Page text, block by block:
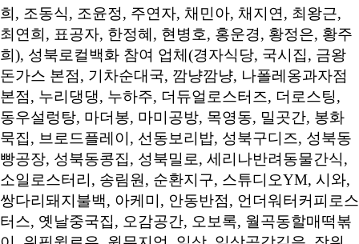
희, 조동식, 조윤정, 주연자, 채민아, 채지연, 최왕근,
최연희, 표공자, 한정혜, 현병호, 홍운경, 황정은, 황주
희), 성북로컬백화 참여 업체(경자식당, 국시집, 금왕
돈가스 본점, 기차순대국, 깜냥깜냥, 나폴레옹과자점
본점, 누리댕댕, 누하주, 더듀얼로스터즈, 더로스팅,
동우설렁탕, 마더봉, 마미공방, 목영동, 밀곳간, 봉화
묵집, 브로드플레이, 선동보리밥, 성북구디즈, 성북동
빵공장, 성북동콩집, 성북밀로, 세리나반려동물간식,
소일로스터리, 송림원, 순환지구, 스튜디오YM, 시와,
쌍다리돼지불백, 아케미, 안동반점, 언더워터커피로스
터스, 옛날중국집, 오감공간, 오보록, 월곡동할매떡볶